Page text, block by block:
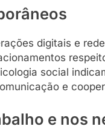
digitais e
social
e
e nos